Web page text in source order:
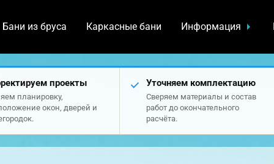
Бани из бруса Каркасные бани Информация
проекты
планировку,
окон, дверей и
Уточняем комплектацию
Сверяем материалы и состав
работ до окончательного
расчёта.